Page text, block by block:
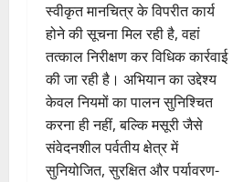
स्वीकृत मानचित्र के विपरीत कार्य
होने की सूचना मिल रही है, वहां
तत्काल निरीक्षण कर विधिक कार्रवाई
की जा रही है। अभियान का उद्देश्य
केवल नियमों का पालन सुनिश्चित
करना ही नहीं, बल्कि मसूरी जैसे
संवेदनशील पर्वतीय क्षेत्र में
सुनियोजित, सुरक्षित और पर्यावरण-